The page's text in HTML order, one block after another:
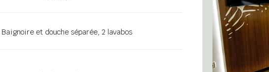
Baignoire et douche séparée, 2 lavabos